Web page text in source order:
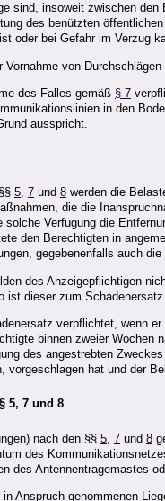
sind, insoweit zwischen
des benützten
oder bei Gefahr im Verzug
Vornahme von
des Falles gemäß § 7
in den
ausspricht.
5, 7 und 8 werden die
die die
solche Verfügung die
den Berechtigten in
gegebenenfalls auch
des Anzeigepflichtigen
ist dieser zum
verpflichtet, wenn
binnen zweier
des angestrebten
vorgeschlagen hat und der
5, 7 und 8
nach den §§ 5 7 und 8
des
des Antennentragemastes
Anspruch genommenen